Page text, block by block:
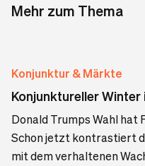
Mehr zum Thema
Konjunktur & Märkte
Konjunktureller Winter
Donald Trumps Wahl hat
Schon jetzt kontrastiert
mit dem verhaltenen